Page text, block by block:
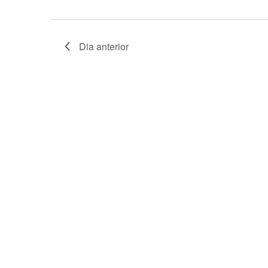
Dia anterior